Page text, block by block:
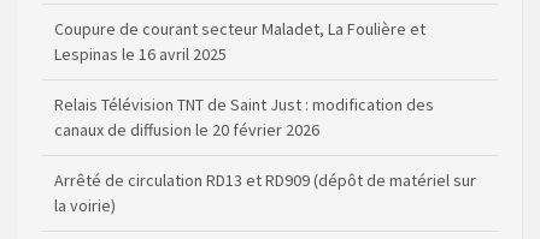
Coupure de courant secteur Maladet, La Foulière et
Lespinas le 16 avril 2025
Relais Télévision TNT de Saint Just : modification des
canaux de diffusion le 20 février 2026
Arrêté de circulation RD13 et RD909 (dépôt de matériel sur
la voirie)